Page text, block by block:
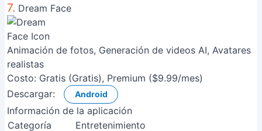
7. Dream Face
Animación de fotos, Generación de videos AI, Avatares
realistas
Costo: Gratis (Gratis), Premium ($9.99/mes)
Descargar:
Android
Información de la aplicación
Categoría
Entretenimiento